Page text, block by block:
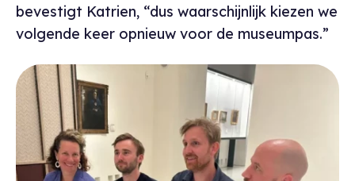
bevestigt Katrien, “dus waarschijnlijk kiezen we
volgende keer opnieuw voor de museumpas.”